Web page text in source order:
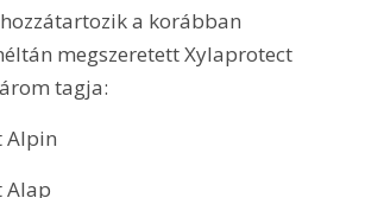
a korábban
megszeretett Xylaprotect
tagja:
Alpin
Alap